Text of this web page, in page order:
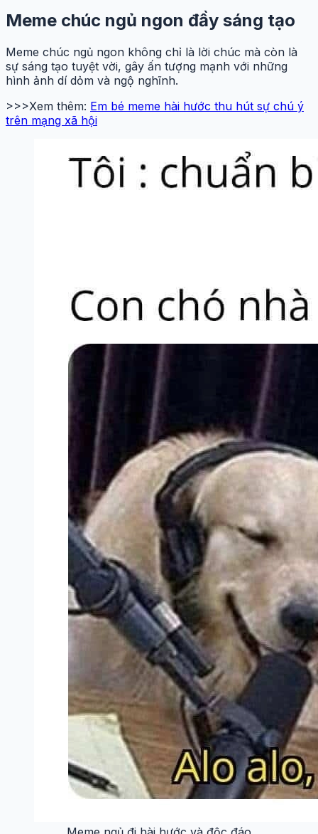
Meme mèo ngủ siêu cute, dễ thương
Meme chúc ngủ ngon đầy sáng tạo
Meme chúc ngủ ngon không chỉ là lời chúc mà còn là
sự sáng tạo tuyệt vời, gây ấn tượng mạnh với những
hình ảnh dí dỏm và ngộ nghĩnh.
>>>Xem thêm:
Em bé meme hài hước thu hút sự chú ý
trên mạng xã hội